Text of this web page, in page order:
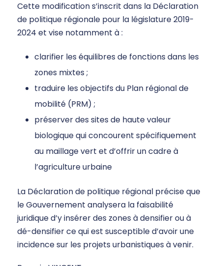
Cette modification s’inscrit dans la Déclaration
de politique régionale pour la législature 2019-
2024 et vise notamment à :
clarifier les équilibres de fonctions dans les
zones mixtes ;
traduire les objectifs du Plan régional de
mobilité (PRM) ;
préserver des sites de haute valeur
biologique qui concourent spécifiquement
au maillage vert et d’offrir un cadre à
l’agriculture urbaine
La Déclaration de politique régional précise que
le Gouvernement analysera la faisabilité
juridique d’y insérer des zones à densifier ou à
dé-densifier ce qui est susceptible d’avoir une
incidence sur les projets urbanistiques à venir.